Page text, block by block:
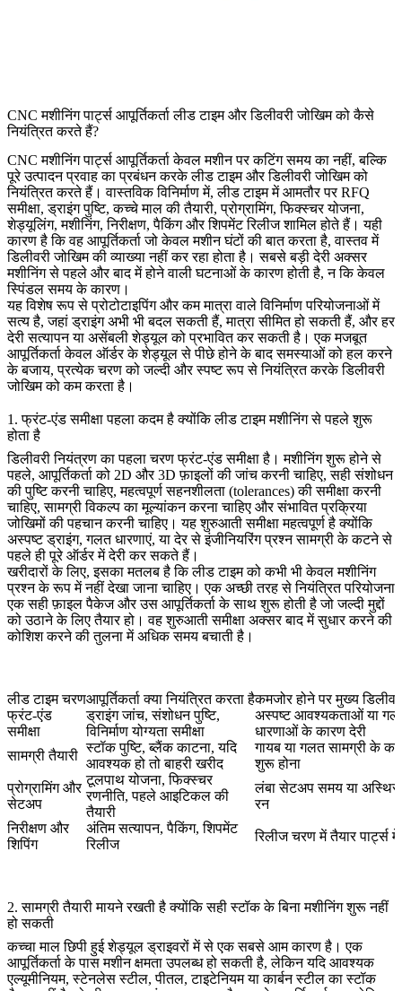
CNC मशीनिंग पार्ट्स आपूर्तिकर्ता लीड टाइम और डिलीवरी जोखिम को कैसे
नियंत्रित करते हैं?
CNC मशीनिंग पार्ट्स आपूर्तिकर्ताकेवल मशीन पर कटिंग समय का नहीं, बल्कि
पूरे उत्पादन प्रवाह का प्रबंधन करके लीड टाइम और डिलीवरी जोखिम को
नियंत्रित करते हैं। वास्तविक विनिर्माण में, लीड टाइम में आमतौर पर RFQ
समीक्षा, ड्राइंग पुष्टि, कच्चे माल की तैयारी, प्रोग्रामिंग, फिक्स्चर योजना,
शेड्यूलिंग, मशीनिंग, निरीक्षण, पैकिंग और शिपमेंट रिलीज शामिल होते हैं। यही
कारण है कि वह आपूर्तिकर्ता जो केवल मशीन घंटों की बात करता है, वास्तव में
डिलीवरी जोखिम की व्याख्या नहीं कर रहा होता है। सबसे बड़ी देरी अक्सर
मशीनिंग से पहले और बाद में होने वाली घटनाओं के कारण होती है, न कि केवल
स्पिंडल समय के कारण।
यह विशेष रूप सेप्रोटोटाइपिंगऔरकम मात्रा वाले विनिर्माणपरियोजनाओं में
सत्य है, जहां ड्राइंग अभी भी बदल सकती हैं, मात्रा सीमित हो सकती हैं, और हर
देरी सत्यापन या असेंबली शेड्यूल को प्रभावित कर सकती है। एक मजबूत
आपूर्तिकर्ता केवल ऑर्डर के शेड्यूल से पीछे होने के बाद समस्याओं को हल करने
के बजाय, प्रत्येक चरण को जल्दी और स्पष्ट रूप से नियंत्रित करके डिलीवरी
जोखिम को कम करता है।
1. फ्रंट-एंड समीक्षा पहला कदम है क्योंकि लीड टाइम मशीनिंग से पहले शुरू
होता है
डिलीवरी नियंत्रण का पहला चरण फ्रंट-एंड समीक्षा है। मशीनिंग शुरू होने से
पहले, आपूर्तिकर्ता को 2D और 3D फ़ाइलों की जांच करनी चाहिए, सही संशोधन
की पुष्टि करनी चाहिए, महत्वपूर्ण सहनशीलता (tolerances) की समीक्षा करनी
चाहिए, सामग्री विकल्प का मूल्यांकन करना चाहिए और संभावित प्रक्रिया
जोखिमों की पहचान करनी चाहिए। यह शुरुआती समीक्षा महत्वपूर्ण है क्योंकि
अस्पष्ट ड्राइंग, गलत धारणाएं, या देर से इंजीनियरिंग प्रश्न सामग्री के कटने से
पहले ही पूरे ऑर्डर में देरी कर सकते हैं।
खरीदारों के लिए, इसका मतलब है कि लीड टाइम को कभी भी केवल मशीनिंग
प्रश्न के रूप में नहीं देखा जाना चाहिए। एक अच्छी तरह से नियंत्रित परियोजना
एक सही फ़ाइल पैकेज और उस आपूर्तिकर्ता के साथ शुरू होती है जो जल्दी मुद्दों
को उठाने के लिए तैयार हो। वह शुरुआती समीक्षा अक्सर बाद में सुधार करने की
कोशिश करने की तुलना में अधिक समय बचाती है।
लीड टाइम चरणआपूर्तिकर्ता क्या नियंत्रित करता हैकमजोर होने पर मुख्य
फ्रंट-एंड
समीक्षा
ड्राइंग जांच, संशोधन पुष्टि,
विनिर्माण योग्यता समीक्षा
अस्पष्ट आवश्यकताओं या
धारणाओं के कारण देरी
सामग्री तैयारी
स्टॉक पुष्टि, ब्लैंक काटना, यदि
आवश्यक हो तो बाहरी खरीद
गायब या गलत सामग्री के
शुरू होना
प्रोग्रामिंग और
सेटअप
टूलपाथ योजना, फिक्स्चर
रणनीति, पहले आइटिकल की
तैयारी
लंबा सेटअप समय या अस्थिर
रन
निरीक्षण और
शिपिंग
अंतिम सत्यापन, पैकिंग, शिपमेंट
रिलीज
रिलीज चरण में तैयार पार्ट्स में
2. सामग्री तैयारी मायने रखती है क्योंकि सही स्टॉक के बिना मशीनिंग शुरू नहीं
हो सकती
कच्चा माल छिपी हुई शेड्यूल ड्राइवरों में से एक सबसे आम कारण है। एक
आपूर्तिकर्ता के पास मशीन क्षमता उपलब्ध हो सकती है, लेकिन यदि आवश्यक
एल्यूमीनियम, स्टेनलेस स्टील, पीतल, टाइटेनियम या कार्बन स्टील का स्टॉक